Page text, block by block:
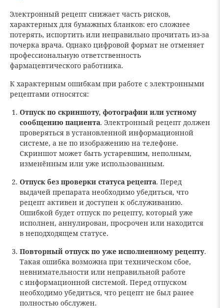
Электронный рецепт снижает часть рисков,
характерных для бумажных бланков: его сложнее
потерять, испортить или неправильно прочитать из-за
почерка врача. Однако цифровой формат не отменяет
профессиональную ответственность
фармацевтического работника.
К характерным ошибкам при работе с электронными
рецептами относятся:
Отпуск по скриншоту, фотографии или устному
сообщению пациента. Электронный рецепт должен
проверяться в установленной информационной
системе, а не по изображению на телефоне.
Скриншот может быть устаревшим, неполным,
изменённым или уже использованным.
Отпуск без проверки статуса рецепта. Перед
выдачей препарата необходимо убедиться, что
рецепт активен и доступен к обслуживанию.
Ошибкой будет отпуск по рецепту, который уже
исполнен, аннулирован, просрочен или находится
в неподходящем статусе.
Повторный отпуск по уже исполненному рецепту.
Такая ошибка возможна при техническом сбое,
невнимательности или неправильной работе
с информационной системой. Перед отпуском
необходимо убедиться, что рецепт не был ранее
полностью обслужен.